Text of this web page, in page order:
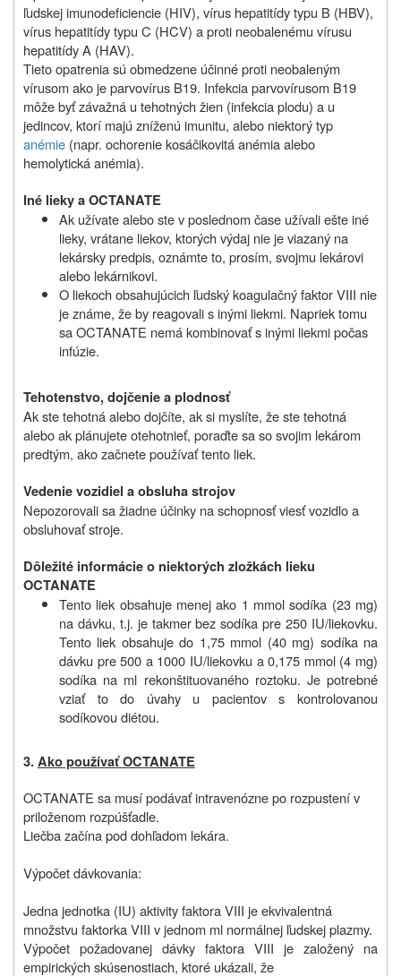
ľudskej imunodeficiencie (HIV), vírus hepatitídy typu B (HBV),
vírus hepatitídy typu C (HCV) a proti neobalenému vírusu
hepatitídy A (HAV).
Tieto opatrenia sú obmedzene účinné proti neobaleným
vírusom ako je parvovírus B19. Infekcia parvovírusom B19
môže byť závažná u tehotných žien (infekcia plodu) a u
jedincov, ktorí majú zníženú imunitu, alebo niektorý typ
anémie (napr. ochorenie kosáčikovitá anémia alebo
hemolytická anémia).
Iné lieky a OCTANATE
Ak užívate alebo ste v poslednom čase užívali ešte iné
lieky, vrátane liekov, ktorých výdaj nie je viazaný na
lekársky predpis, oznámte to, prosím, svojmu lekárovi
alebo lekárnikovi.
O liekoch obsahujúcich ľudský koagulačný faktor VIII nie
je známe, že by reagovali s inými liekmi. Napriek tomu
sa OCTANATE nemá kombinovať s inými liekmi počas
infúzie.
Tehotenstvo, dojčenie a plodnosť
Ak ste tehotná alebo dojčíte, ak si myslíte, že ste tehotná
alebo ak plánujete otehotnieť, poraďte sa so svojim lekárom
predtým, ako začnete používať tento liek.
Vedenie vozidiel a obsluha strojov
Nepozorovali sa žiadne účinky na schopnosť viesť vozidlo a
obsluhovať stroje.
Dôležité informácie o niektorých zložkách lieku
OCTANATE
Tento liek obsahuje menej ako 1 mmol sodíka (23 mg)
na dávku, t.j. je takmer bez sodíka pre 250 IU/liekovku.
Tento liek obsahuje do 1,75 mmol (40 mg) sodíka na
dávku pre 500 a 1000 IU/liekovku a 0,175 mmol (4 mg)
sodíka na ml rekonštituovaného roztoku. Je potrebné
vziať to do úvahy u pacientov s kontrolovanou
sodíkovou diétou.
3.Ako používať OCTANATE
OCTANATE sa musí podávať intravenózne po rozpustení v
priloženom rozpúšťadle.
Liečba začína pod dohľadom lekára.
Výpočet dávkovania:
Jedna jednotka (IU) aktivity faktora VIII je ekvivalentná
množstvu faktorka VIII v jednom ml normálnej ľudskej plazmy.
Výpočet požadovanej dávky faktora VIII je založený na
empirických skúsenostiach, ktoré ukázali, že